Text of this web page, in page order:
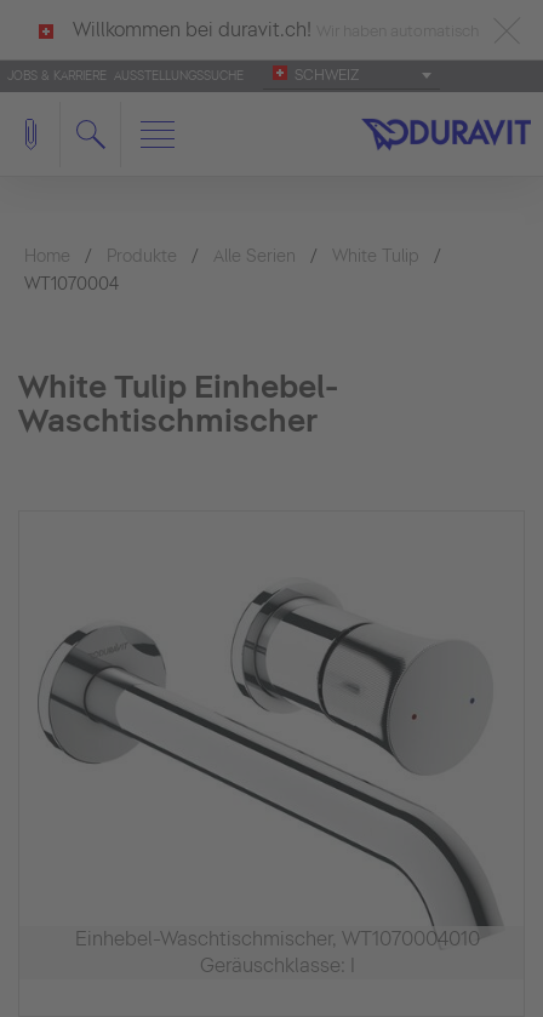
Willkommen bei duravit.ch!
deutsch als Ihre Sprache erkannt.
Français Italiano
JOBS & KARRIERE AUSSTELLUNGSSUCHE SCHWEIZ
Home Produkte Alle Serien
White Tulip
WT1070004
White Tulip Einhebel-
Waschtischmischer
Einhebel-Waschtischmischer, WT1070004010
Geräuschklasse: I